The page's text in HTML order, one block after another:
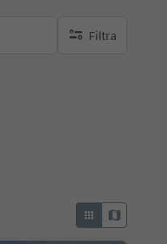
Filtra
nessun filtro attivo